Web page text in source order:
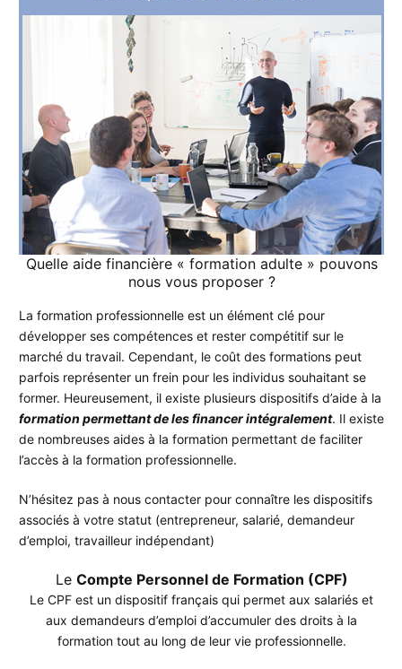
Quelle aide financière « formation adulte » pouvons
nous vous proposer ?
La formation professionnelle est un élément clé pour
développer ses compétences et rester compétitif sur le
marché du travail. Cependant, le coût des formations peut
parfois représenter un frein pour les individus souhaitant se
former. Heureusement, il existe plusieurs dispositifs d’aide à la
formation permettant de les financer intégralement. Il existe
de nombreuses aides à la formation permettant de faciliter
l’accès à la formation professionnelle.
N’hésitez pas à nous contacter pour connaître les dispositifs
associés à votre statut (entrepreneur, salarié, demandeur
d’emploi, travailleur indépendant)
Le Compte Personnel de Formation (CPF)
Le CPF est un dispositif français qui permet aux salariés et
aux demandeurs d’emploi d’accumuler des droits à la
formation tout au long de leur vie professionnelle.